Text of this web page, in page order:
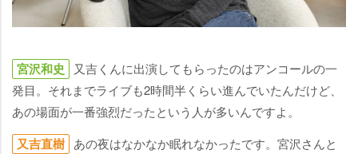
宮沢和史
又吉くんに出演してもらったのはアンコールの一
発目。それまでライブも2時間半くらい進んでいたんだけど、
あの場面が一番強烈だったという人が多いんですよ。
又吉直樹 あの夜はなかなか眠れなかったです。宮沢さんと